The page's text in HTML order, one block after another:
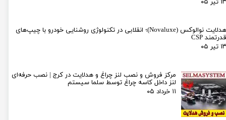
۱۳ تیر ۰۵
هدلایت نوالوکس (Novaluxe)؛ انقلابی در تکنولوژی روشنایی خودرو با چیپ‌های
قدرتمند CSP
۱۳ تیر ۰۵
مرکز فروش و نصب لنز چراغ و هدلایت در کرج | نصب حرفه‌ای
لنز داخل کاسه چراغ توسط سلما سیستم
۱۱ خرداد ۰۵